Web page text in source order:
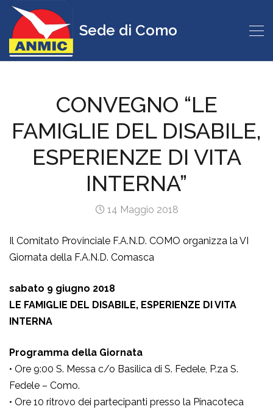
Sede di Como
CONVEGNO “LE
FAMIGLIE DEL DISABILE,
ESPERIENZE DI VITA
INTERNA”
14 Maggio 2018
Il Comitato Provinciale F.A.N.D. COMO organizza la VI
Giornata della F.A.N.D. Comasca
sabato 9 giugno 2018
LE FAMIGLIE DEL DISABILE, ESPERIENZE DI VITA
INTERNA
Programma della Giornata
• Ore 9:00 S. Messa c/o Basilica di S. Fedele, P.za S.
Fedele – Como.
• Ore 10 ritrovo dei partecipanti presso la Pinacoteca